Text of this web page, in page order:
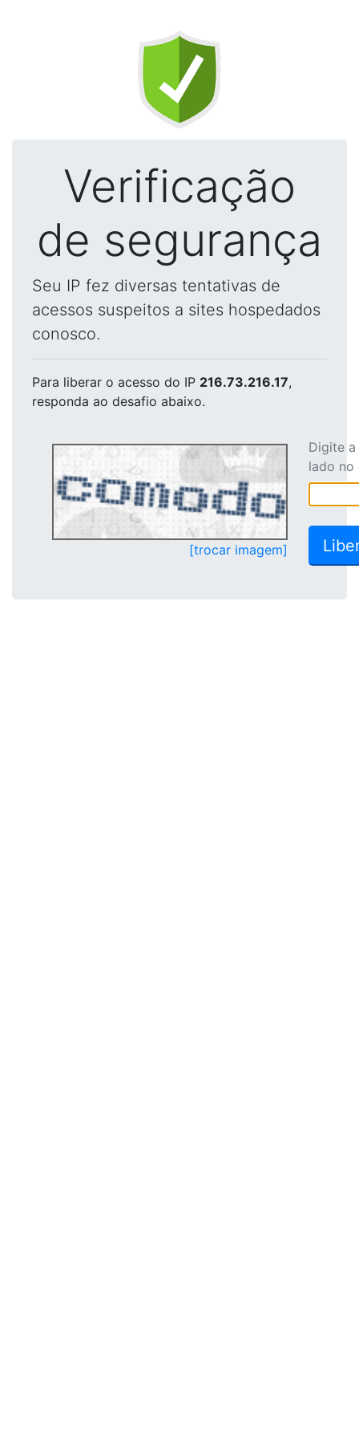
Verificação
de segurança
Seu IP fez diversas tentativas de
acessos suspeitos a sites hospedados
conosco.
Para liberar o acesso do IP 216.73.216.17,
responda ao desafio abaixo.
[trocar imagem]
Digite
lado no